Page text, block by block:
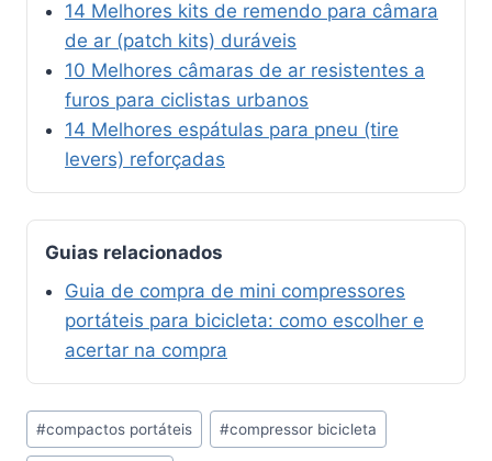
14 Melhores kits de remendo para câmara
de ar (patch kits) duráveis
10 Melhores câmaras de ar resistentes a
furos para ciclistas urbanos
14 Melhores espátulas para pneu (tire
levers) reforçadas
Guias relacionados
Guia de compra de mini compressores
portáteis para bicicleta: como escolher e
acertar na compra
Tags
do
#compactos portáteis #compressor bicicleta